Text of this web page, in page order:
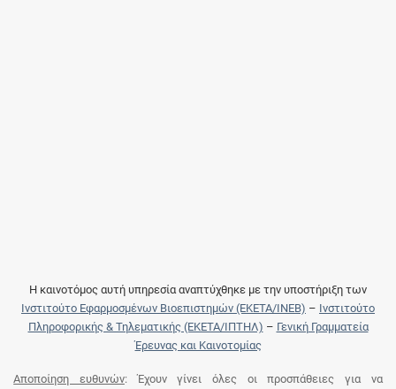
Η καινοτόμος αυτή υπηρεσία αναπτύχθηκε με την υποστήριξη των
Ινστιτούτο Εφαρμοσμένων Βιοεπιστημών (ΕΚΕΤΑ/ΙΝΕΒ) – Ινστιτούτο
Πληροφορικής & Τηλεματικής (ΕΚΕΤΑ/ΙΠΤΗΛ) – Γενική Γραμματεία
Έρευνας και Καινοτομίας
Αποποίηση ευθυνών: Έχουν γίνει όλες οι προσπάθειες για να